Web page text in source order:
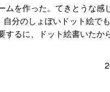
ムを作った。てきとうな感
自分のしょぼいドット絵で
するに、ドット絵書いたか